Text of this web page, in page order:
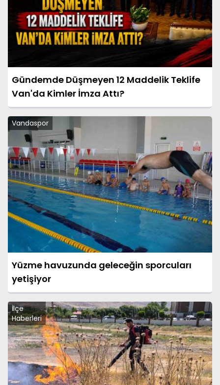
Gündemde Düşmeyen 12 Maddelik Teklife
Van'da Kimler İmza Attı?
Vandaspor
Yüzme havuzunda geleceğin sporcuları
yetişiyor
İlçe
Haberleri